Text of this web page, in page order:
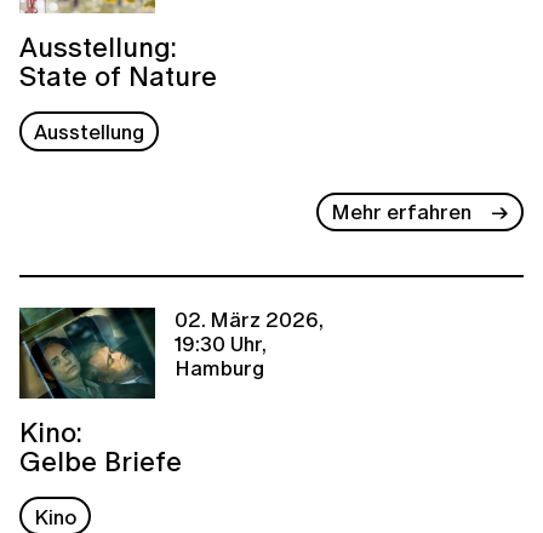
Ausstellung:
State of Nature
Ausstellung
Mehr erfahren
02. März 2026,
19:30 Uhr,
Hamburg
Kino:
Gelbe Briefe
Kino